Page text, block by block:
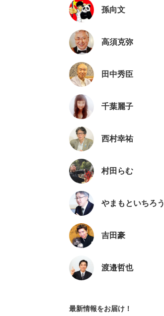
孫向文
高須克弥
田中秀臣
千葉麗子
西村幸祐
村田らむ
やまもといちろう
吉田豪
渡邉哲也
最新情報をお届け！